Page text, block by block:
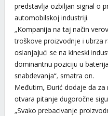
predstavlja ozbiljan signal o
automobilskoj industriji.
„Kompanija na taj način
troškove proizvodnje i ubrza
oslanjajući se na kineski
dominantnu poziciju u
snabdevanja“, smatra on.
Međutim, Đurić dodaje da za
otvara pitanje dugoročne
„Svako prebacivanje